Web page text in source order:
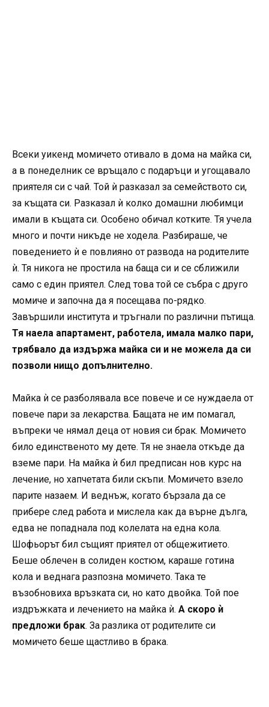
Всеки уикенд момичето отивало в дома на майка си,
а в понеделник се връщало с подаръци и угощавало
приятеля си с чай. Той ѝ разказал за семейството си,
за къщата си. Разказал ѝ колко домашни любимци
имали в къщата си. Особено обичал котките. Тя учела
много и почти никъде не ходела. Разбираше, че
поведението ѝ е повлияно от развода на родителите
ѝ. Тя никога не простила на баща си и се сближили
само с един приятел. След това той се събра с друго
момиче и започна да я посещава по-рядко.
Завършили института и тръгнали по различни пътища.
Тя наела апартамент, работела, имала малко пари,
трябвало да издържа майка си и не можела да си
позволи нищо допълнително.
Майка ѝ се разболявала все повече и се нуждаела от
повече пари за лекарства. Бащата не им помагал,
въпреки че нямал деца от новия си брак. Момичето
било единственото му дете. Тя не знаела откъде да
вземе пари. На майка ѝ бил предписан нов курс на
лечение, но хапчетата били скъпи. Момичето взело
парите назаем. И веднъж, когато бързала да се
прибере след работа и мислела как да върне дълга,
едва не попаднала под колелата на една кола.
Шофьорът бил същият приятел от общежитието.
Беше облечен в солиден костюм, караше готина
кола и веднага разпозна момичето. Така те
възобновиха връзката си, но като двойка. Той пое
издръжката и лечението на майка ѝ. А скоро ѝ
предложи брак. За разлика от родителите си
момичето беше щастливо в брака.